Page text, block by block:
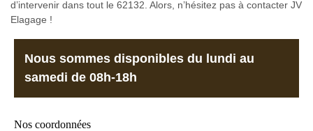
d’intervenir dans tout le 62132. Alors, n’hésitez pas à contacter JV
Elagage !
Nous sommes disponibles du lundi au
samedi de 08h-18h
Nos coordonnées